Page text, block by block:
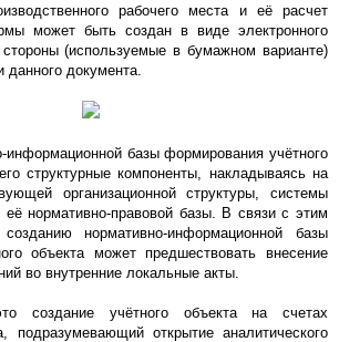
рабочего места и её расчет
может быть создан в виде электронного
(используемые в бумажном варианте)
документа.
информационной базы формирования учётного
структурные компоненты, накладываясь на
организационной структуры, системы
нормативно-правовой базы. В связи с этим
нормативно-информационной базы
объекта может предшествовать внесение
во внутренние локальные акты.
создание учётного объекта на счетах
подразумевающий открытие аналитического